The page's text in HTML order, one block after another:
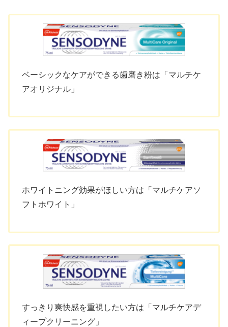
ベーシックなケアができる歯磨き粉は「マルチケ
アオリジナル」
ホワイトニング効果がほしい方は「マルチケアソ
フトホワイト」
すっきり爽快感を重視したい方は「マルチケアデ
ィープクリーニング」